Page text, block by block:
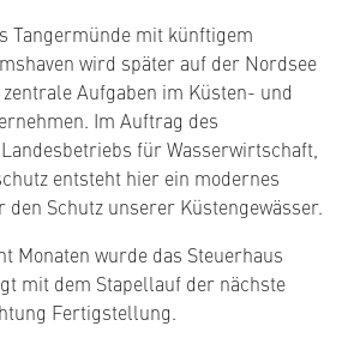
Tangermünde mit künftigem
wird später auf der Nordsee
Aufgaben im Küsten- und
Im Auftrag des
für Wasserwirtschaft,
entsteht hier ein modernes
Schutz unserer Küstengewässer.
Monaten wurde das Steuerhaus
mit dem Stapellauf der nächste
Fertigstellung.